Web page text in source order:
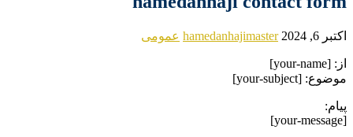
اکتبر 6, 2024 hamedanhajimaster عمومی
از: [your-name]
موضوع: [your-subject]
پیام:
[your-message]